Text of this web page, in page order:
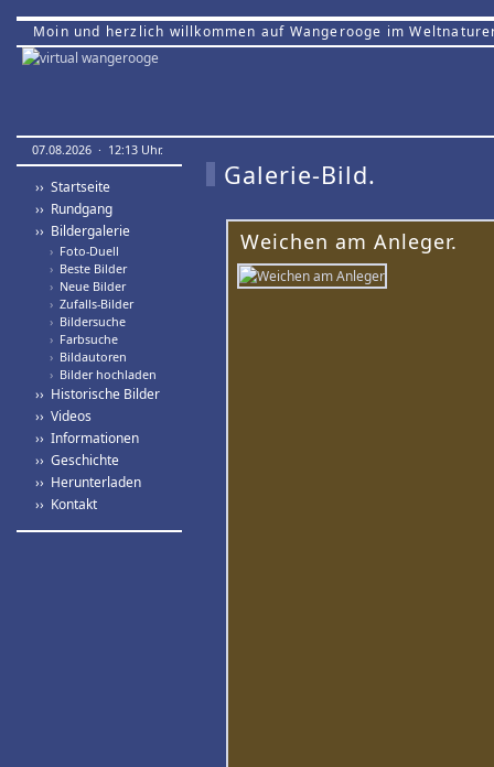
Moin und herzlich willkommen auf Wangerooge im
07.08.2026 · 12:13 Uhr.
›› Startseite
›› Rundgang
›› Bildergalerie
› Foto-Duell
› Beste Bilder
› Neue Bilder
› Zufalls-Bilder
› Bildersuche
› Farbsuche
› Bildautoren
› Bilder hochladen
›› Historische Bilder
›› Videos
›› Informationen
›› Geschichte
›› Herunterladen
›› Kontakt
Galerie-Bild.
Weichen am Anleger.